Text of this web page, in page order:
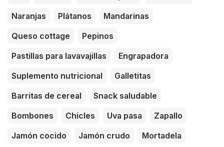
Naranjas
Plátanos
Mandarinas
Queso cottage
Pepinos
Pastillas para lavavajillas
Engrapadora
Suplemento nutricional
Galletitas
Barritas de cereal
Snack saludable
Bombones
Chicles Uva pasa
Zapallo
Jamón cocido
Jamón crudo
Mortadela